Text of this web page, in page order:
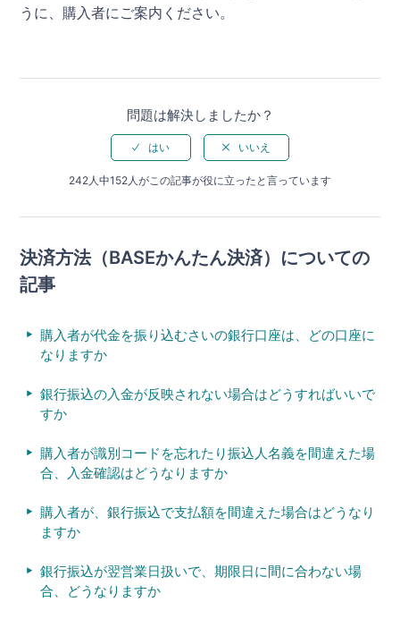
うに、購入者にご案内ください。
問題は解決しましたか？
242人中152人がこの記事が役に立ったと言っています
決済方法（BASEかんたん決済）についての
記事
購入者が代金を振り込むさいの銀行口座は、どの口座に
なりますか
銀行振込の入金が反映されない場合はどうすればいいで
すか
購入者が識別コードを忘れたり振込人名義を間違えた場
合、入金確認はどうなりますか
購入者が、銀行振込で支払額を間違えた場合はどうなり
ますか
銀行振込が翌営業日扱いで、期限日に間に合わない場
合、どうなりますか